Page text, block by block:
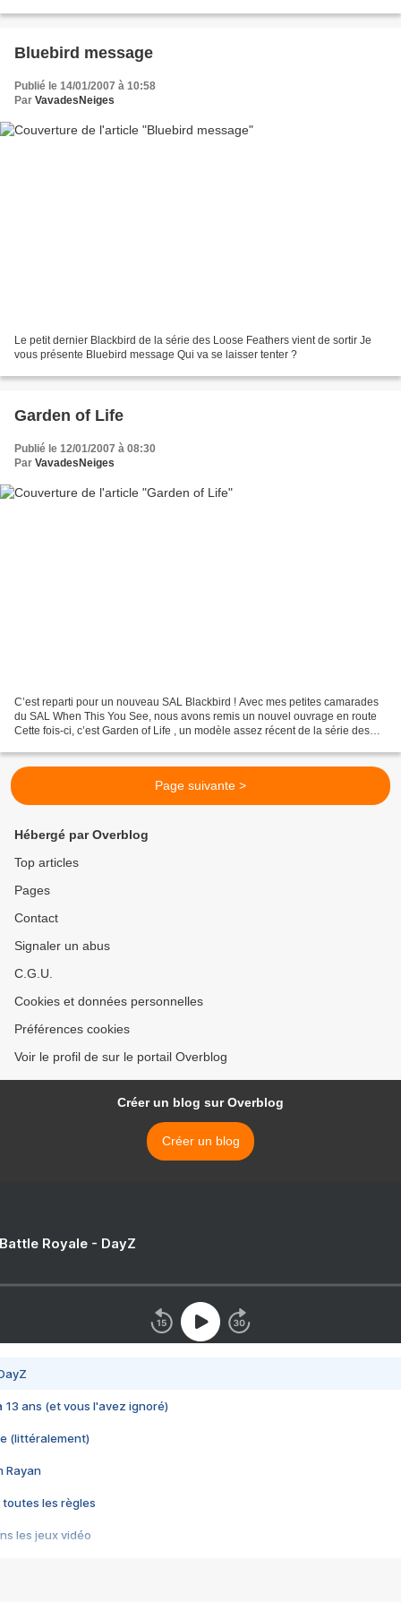
Bluebird message
Publié le 14/01/2007 à 10:58
Par VavadesNeiges
Le petit dernier Blackbird de la série des Loose Feathers vient de sortir Je
vous présente Bluebird message Qui va se laisser tenter ?
Garden of Life
Publié le 12/01/2007 à 08:30
Par VavadesNeiges
C’est reparti pour un nouveau SAL Blackbird ! Avec mes petites camarades
du SAL When This You See, nous avons remis un nouvel ouvrage en route
Cette fois-ci, c’est Garden of Life , un modèle assez récent de la série des
Page suivante >
Hébergé par Overblog
Top articles
Pages
Contact
Signaler un abus
C.G.U.
Cookies et données personnelles
Préférences cookies
Voir le profil de sur le portail Overblog
Créer un blog sur Overblog
Créer un blog
Royale - DayZ
13 ans (et vous l'avez ignoré)
(littéralement)
Rayan
toutes les règles
les jeux vidéo